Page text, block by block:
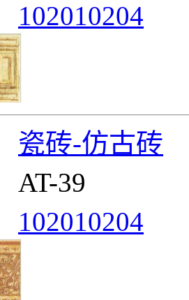
102010204
瓷砖-仿古砖
AT-39
102010204